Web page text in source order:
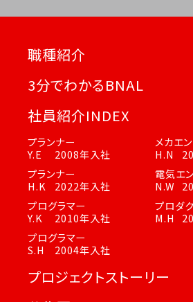
職種紹介
3分でわかるBNAL
社員紹介INDEX
プランナー
Y.E
2008年入社
プランナー
H.K
2022年入社
プログラマー
Y.K
2010年入社
プログラマー
S.H
2004年入社
メカエ
H.N
電気エ
N.W
プロダ
M.H
プロジェクトストーリー